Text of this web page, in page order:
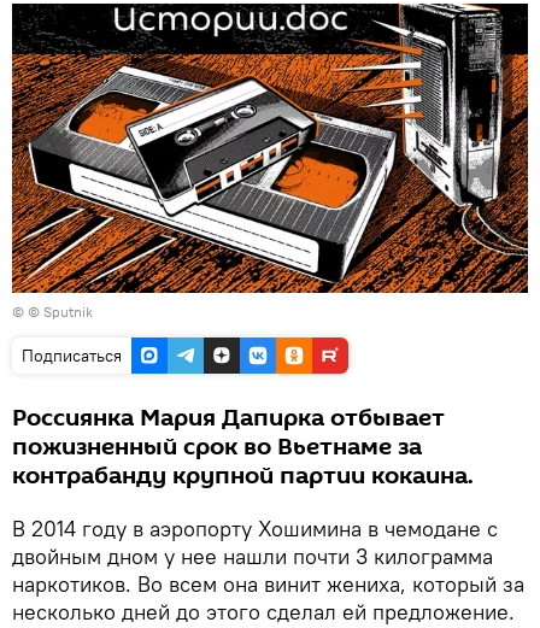
© © Sputnik
Подписаться
Россиянка Мария Дапирка отбывает
пожизненный срок во Вьетнаме за
контрабанду крупной партии кокаина.
В 2014 году в аэропорту Хошимина в чемодане с
двойным дном у нее нашли почти 3 килограмма
наркотиков. Во всем она винит жениха, который за
несколько дней до этого сделал ей предложение.